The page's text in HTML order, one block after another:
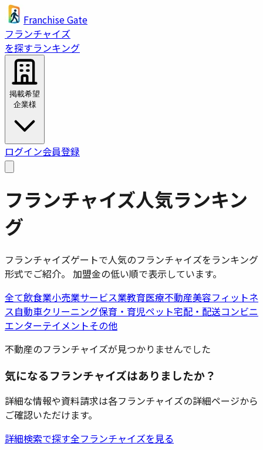
Franchise Gate
フランチャイズ
を探すランキング
掲載希望
企業様
ログイン会員登録
フランチャイズ人気ランキン
グ
フランチャイズゲートで人気のフランチャイズをランキング
形式でご紹介。 加盟金の低い順で表示しています。
全て飲食業小売業サービス業教育医療不動産美容フィットネ
ス自動車クリーニング保育・育児ペット宅配・配送コンビニ
エンターテイメントその他
不動産のフランチャイズが見つかりませんでした
気になるフランチャイズはありましたか？
詳細な情報や資料請求は各フランチャイズの詳細ページから
ご確認いただけます。
詳細検索で探す全フランチャイズを見る